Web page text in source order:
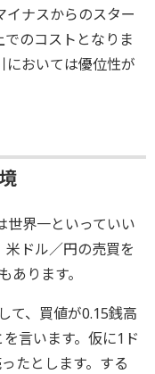
イナスからのスター
でのコストとなりま
においては優位性が
世界一といっていい
ドル／円の売買を
あります。
て、買値が0.15銭高
言います。仮に1ド
たとします。する